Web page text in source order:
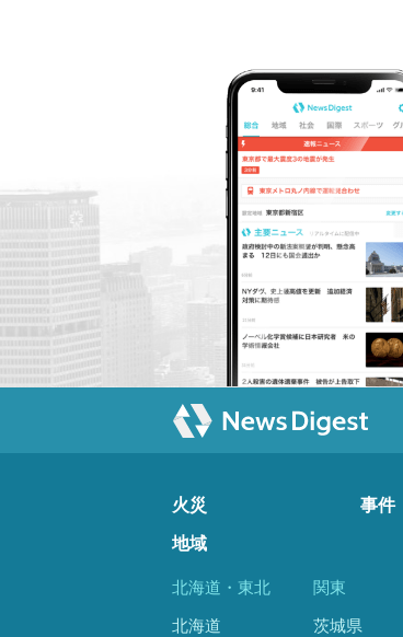
火災 事件
地域
北海道・東北
北海道
関東
茨城県